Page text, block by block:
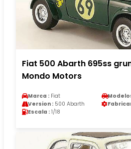
Fiat 500 Abarth 695ss
Mondo Motors
Marca : Fiat
Version : 500 Abarth
Escala : 1/18